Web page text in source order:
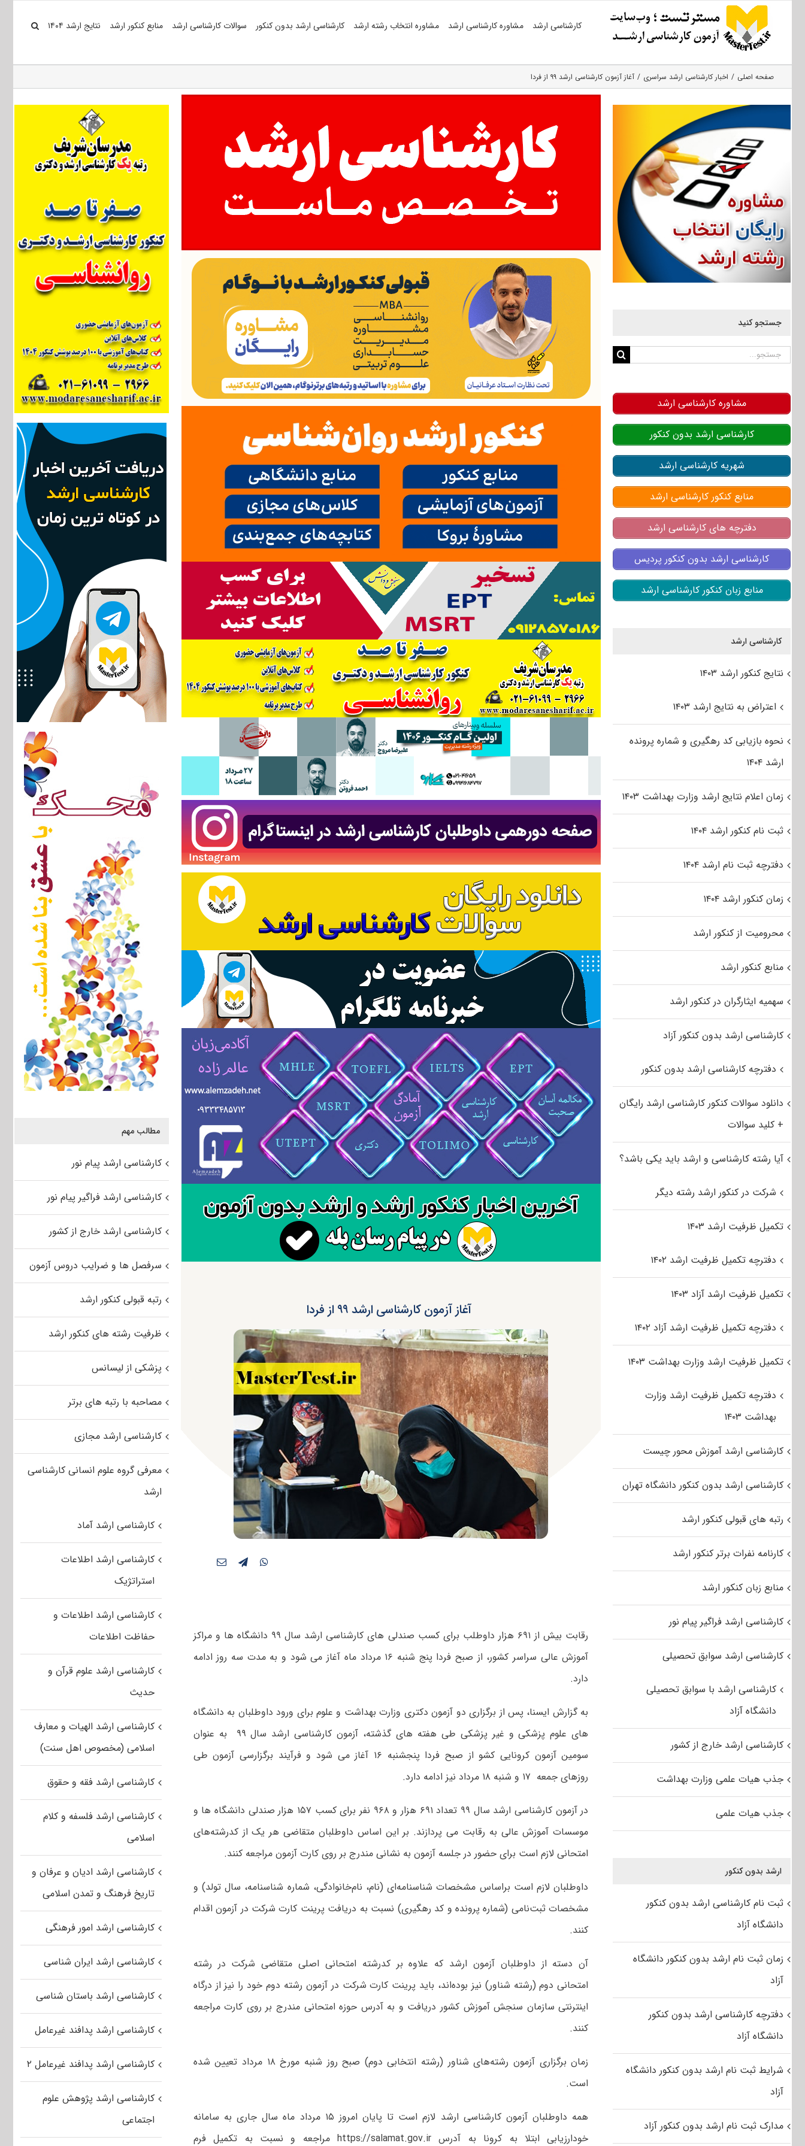
کارشناسی ارشد مشاوره کارشناسی ارشد مشاوره انتخاب رشته ارشد کارشناسی ارشد بدون کنکور سوالات کارشناسی ارشد منابع کنکور ارشد نتایج ارشد ۱۴۰۴
صفحه اصلی اخبار کارشناسی ارشد سراسری آغاز آزمون کارشناسی ارشد ۹۹ از فردا
آغاز آزمون کارشناسی ارشد ۹۹ از فردا
رقابت بیش از ۶۹۱ هزار داوطلب برای کسب صندلی های کارشناسی ارشد سال ۹۹ دانشگاه ها و مراکز
آموزش عالی سراسر کشور، از صبح فردا پنج شنبه ۱۶ مرداد ماه آغاز می شود و به مدت سه روز ادامه
دارد.
به گزارش ایسنا، پس از برگزاری دو آزمون دکتری وزارت بهداشت و علوم برای ورود داوطلبان به دانشگاه
های علوم پزشکی و غیر پزشکی طی هفته های گذشته، آزمون کارشناسی ارشد سال ۹۹ به عنوان
سومین آزمون کرونایی کشو از صبح فردا پنجشنبه ۱۶ آغاز می شود و فرآیند برگزارسی آزمون طی
روزهای جمعه ۱۷ و شنبه ۱۸ مرداد نیز ادامه دارد.
در آزمون کارشناسی ارشد سال ۹۹ تعداد ۶۹۱ هزار و ۹۶۸ نفر برای کسب ۱۵۷ هزار صندلی دانشگاه ها و
موسسات آموزش عالی به رقابت می پردازند. بر این اساس داوطلبان‌ متقاضی‌ هر یک‌ از کدرشته‌های
امتحانی‌ لازم‌ است برای حضور در جلسه آزمون‌ به نشانی مندرج بر روی کارت آزمون مراجعه کنند.
داوطلبان لازم است براساس مشخصات شناسنامه‌ای (نام‌، نام‌خانوادگی، شماره شناسنامه، سال تولد) و
مشخصات ثبت‌نامی (شماره پرونده و کد رهگیری) نسبت به دریافت پرینت کارت شرکت در آزمون اقدام
کنند.
آن دسته از داوطلبان آزمون ارشد که علاوه بر کدرشته امتحانی اصلی متقاضی شرکت در رشته
امتحانی دوم (رشته‌ شناور) نیز بوده‌اند، باید پرینت کارت شرکت در آزمون رشته دوم خود را نیز از درگاه
اینترنتی سازمان سنجش آموزش کشور دریافت و به آدرس حوزه امتحانی مندرج بر روی کارت مراجعه
کنند.
زمان برگزاری آزمون رشته‌های شناور (رشته انتخابی دوم) صبح روز شنبه مورخ ۱۸ مرداد تعیین شده
است.
همه داوطلبان آزمون کارشناسی ارشد لازم است تا پایان امروز ۱۵ مرداد ماه سال جاری به سامانه
خودارزیابی ابتلا به کرونا به آدرس https://salamat.gov.ir مراجعه و نسبت به تکمیل فرم
مطالب مهم
کارشناسی ارشد پیام نور
کارشناسی ارشد فراگیر پیام نور
کارشناسی ارشد خارج از کشور
سرفصل ها و ضرایب دروس آزمون
رتبه قبولی کنکور ارشد
ظرفیت رشته های کنکور ارشد
پزشکی از لیسانس
مصاحبه با رتبه های برتر
کارشناسی ارشد مجازی
معرفی گروه علوم انسانی کارشناسی
ارشد
کارشناسی ارشد آماد
کارشناسی ارشد اطلاعات
استراتژیک
کارشناسی ارشد اطلاعات و
حفاظت اطلاعات
کارشناسی ارشد علوم قرآن و
حدیث
کارشناسی ارشد الهیات و معارف
اسلامی (مخصوص اهل سنت)
کارشناسی ارشد فقه و حقوق
کارشناسی ارشد فلسفه و کلام
اسلامی
کارشناسی ارشد ادیان و عرفان و
تاریخ فرهنگ و تمدن اسلامی
کارشناسی ارشد امور فرهنگی
کارشناسی ارشد ایران شناسی
کارشناسی ارشد باستان شناسی
کارشناسی ارشد پدافند غیرعامل
کارشناسی ارشد پدافند غیرعامل ۲
کارشناسی ارشد پژوهش علوم
اجتماعی
جستجو کنید
جستجو
مشاوره کارشناسی ارشد
کارشناسی ارشد بدون کنکور
شهریه کارشناسی ارشد
منابع کنکور کارشناسی ارشد
دفترچه های کارشناسی ارشد
کارشناسی ارشد بدون کنکور پردیس
منابع زبان کنکور کارشناسی ارشد
کارشناسی ارشد
نتایج کنکور ارشد ۱۴۰۳
اعتراض به نتایج ارشد ۱۴۰۳
نحوه بازیابی کد رهگیری و شماره پرونده
ارشد ۱۴۰۴
زمان اعلام نتایج ارشد وزارت بهداشت ۱۴۰۳
ثبت نام کنکور ارشد ۱۴۰۴
دفترچه ثبت نام ارشد ۱۴۰۴
زمان کنکور ارشد ۱۴۰۴
محرومیت از کنکور ارشد
منابع کنکور ارشد
سهمیه ایثارگران در کنکور ارشد
کارشناسی ارشد بدون کنکور آزاد
دفترچه کارشناسی ارشد بدون کنکور
دانلود سوالات کنکور کارشناسی ارشد رایگان
+ کلید سوالات
آیا رشته کارشناسی و ارشد باید یکی باشد؟
شرکت در کنکور ارشد رشته دیگر
تکمیل ظرفیت ارشد ۱۴۰۳
دفترچه تکمیل ظرفیت ارشد ۱۴۰۲
تکمیل ظرفیت ارشد آزاد ۱۴۰۳
دفترچه تکمیل ظرفیت ارشد آزاد ۱۴۰۲
تکمیل ظرفیت ارشد وزارت بهداشت ۱۴۰۳
دفترچه تکمیل ظرفیت ارشد وزارت
بهداشت ۱۴۰۳
کارشناسی ارشد آموزش محور چیست
کارشناسی ارشد بدون کنکور دانشگاه تهران
رتبه های قبولی کنکور ارشد
کارنامه نفرات برتر کنکور ارشد
منابع زبان کنکور ارشد
کارشناسی ارشد فراگیر پیام نور
کارشناسی ارشد سوابق تحصیلی
کارشناسی ارشد با سوابق تحصیلی
دانشگاه آزاد
کارشناسی ارشد خارج از کشور
جذب هیات علمی وزارت بهداشت
جذب هیات علمی
ارشد بدون کنکور
ثبت نام کارشناسی ارشد بدون کنکور
دانشگاه آزاد
زمان ثبت نام ارشد بدون کنکور دانشگاه
آزاد
دفترچه کارشناسی ارشد بدون کنکور
دانشگاه آزاد
شرایط ثبت نام ارشد بدون کنکور دانشگاه
آزاد
مدارک ثبت نام ارشد بدون کنکور آزاد